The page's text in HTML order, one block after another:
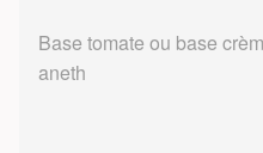
Base tomate ou base
aneth